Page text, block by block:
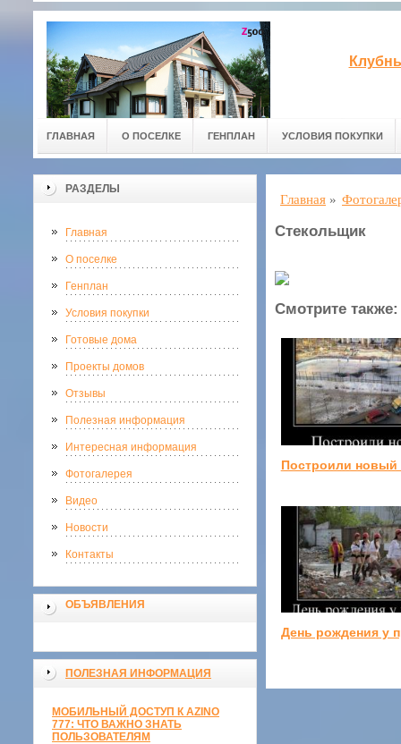
ГЛАВНАЯ О ПОСЕЛКЕ ГЕНПЛАН УСЛОВИЯ ПОКУПКИ
РАЗДЕЛЫ
Главная
О поселке
Генплан
Условия покупки
Готовые дома
Проекты домов
Отзывы
Полезная информация
Интересная информация
Фотогалерея
Видео
Новости
Контакты
ОБЪЯВЛЕНИЯ
ПОЛЕЗНАЯ ИНФОРМАЦИЯ
МОБИЛЬНЫЙ ДОСТУП К AZINO
777: ЧТО ВАЖНО ЗНАТЬ
ПОЛЬЗОВАТЕЛЯМ
Главная »
Стекольщик
Смотрите также:
Построили новый
День рождения у